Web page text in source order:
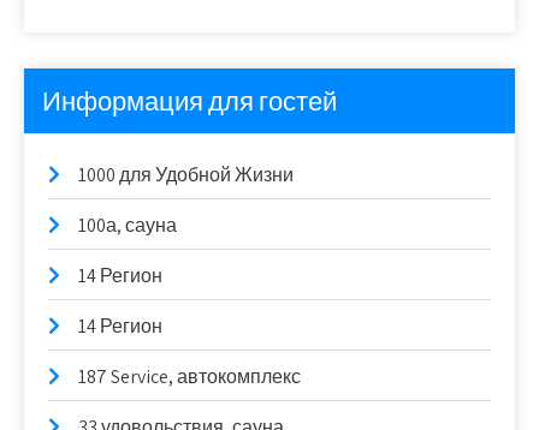
Информация для гостей
1000 для Удобной Жизни
100а, сауна
14 Регион
14 Регион
187 Service, автокомплекс